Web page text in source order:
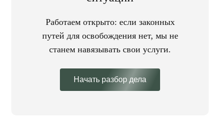
Работаем открыто: если законных
путей для освобождения нет, мы не
станем навязывать свои услуги.
Начать разбор дела